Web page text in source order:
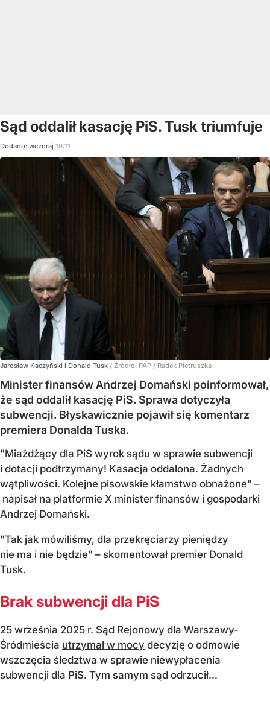
Sąd oddalił kasację PiS. Tusk triumfuje
Dodano: wczoraj 19:11
Jarosław Kaczyński i Donald Tusk / Źródło: PAP / Radek Pietruszka
Minister finansów Andrzej Domański poinformował,
że sąd oddalił kasację PiS. Sprawa dotyczyła
subwencji. Błyskawicznie pojawił się komentarz
premiera Donalda Tuska.
"Miażdżący dla PiS wyrok sądu w sprawie subwencji
i dotacji podtrzymany! Kasacja oddalona. Żadnych
wątpliwości. Kolejne pisowskie kłamstwo obnażone" –
napisał na platformie X minister finansów i gospodarki
Andrzej Domański.
"Tak jak mówiliśmy, dla przekręciarzy pieniędzy
nie ma i nie będzie" – skomentował premier Donald
Tusk.
Brak subwencji dla PiS
25 września 2025 r. Sąd Rejonowy dla Warszawy-
Śródmieścia utrzymał w mocy decyzję o odmowie
wszczęcia śledztwa w sprawie niewypłacenia
subwencji dla PiS. Tym samym sąd odrzucił...